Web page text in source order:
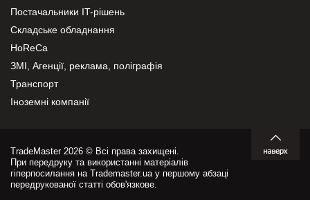
Постачальники IT-рішень
Складське обладнання
HoReCa
ЗМІ, Агенції, реклама, поліграфія
Транспорт
Іноземні компанії
TradeMaster 2026 © Всі права захищені.
При передруку та використанні матеріалів
гіперпосилання на Trademaster.ua у першому абзаці
передрукованої статті обов'язкове.